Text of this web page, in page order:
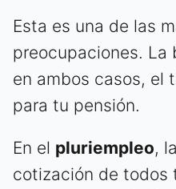
Esta es una de las
preocupaciones. La
en ambos casos, el
para tu pensión.
En el pluriempleo,
cotización de todos